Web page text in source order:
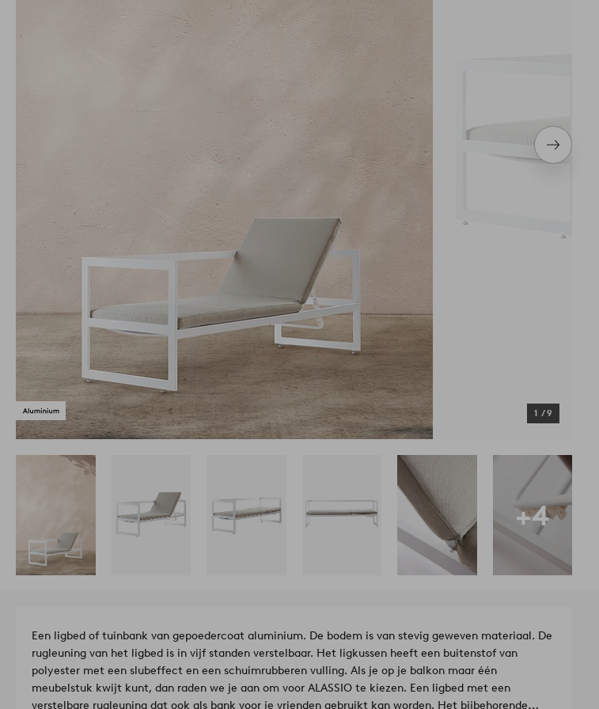
Volgend
item
1 /9
+4
Een ligbed of tuinbank van gepoedercoat aluminium. De bodem is van stevig geweven materiaal. De
rugleuning van het ligbed is in vijf standen verstelbaar. Het ligkussen heeft een buitenstof van
polyester met een slubeffect en een schuimrubberen vulling. Als je op je balkon maar één
meubelstuk kwijt kunt, dan raden we je aan om voor ALASSIO te kiezen. Een ligbed met een
verstelbare rugleuning dat ook als bank voor je vrienden gebruikt kan worden. Het bijbehorende